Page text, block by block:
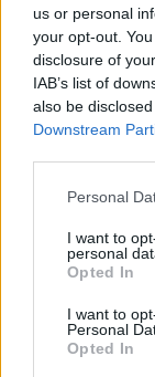
us or personal
your opt-out.
disclosure of
IAB’s list of
also be
Downstream
Please note
not limited to
grant or deny
use your data
consent section.
Personal
I want to
personal
Opted In
I want to
Personal
Opted In
Η Φενερμπαχτσέ
Για την
Καλάθης μετά το